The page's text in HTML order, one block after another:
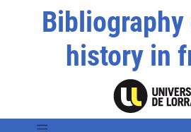
Bibliography
history in